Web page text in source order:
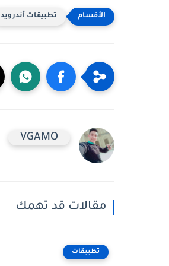
تطبيقات أندرويد
VGAMO
مقالات قد تهمك
تطبيقات